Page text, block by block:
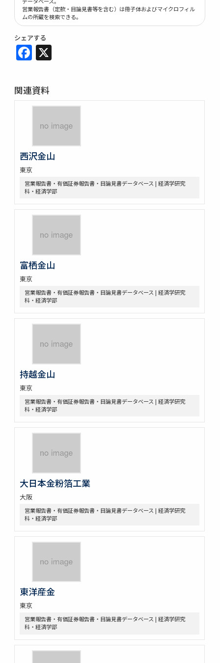
営業報告書（定款・目論見書等を含む）は冊子体およびマイクロフィル
ムの所蔵を検索できる。
シェアする
Facebook
関連資料
西沢金山
東京
営業報告書・有価証券報告書・目論見書データベース | 経済学研究
科・経済学部
富栖金山
東京
営業報告書・有価証券報告書・目論見書データベース | 経済学研究
科・経済学部
持越金山
東京
営業報告書・有価証券報告書・目論見書データベース | 経済学研究
科・経済学部
大日本金粉箔工業
大阪
営業報告書・有価証券報告書・目論見書データベース | 経済学研究
科・経済学部
東洋産金
東京
営業報告書・有価証券報告書・目論見書データベース | 経済学研究
科・経済学部